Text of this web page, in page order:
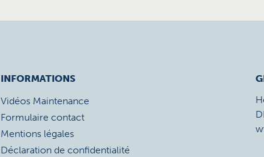
INFORMATIONS
Vidéos Maintenance
Formulaire contact
Mentions légales
Déclaration de confidentialité